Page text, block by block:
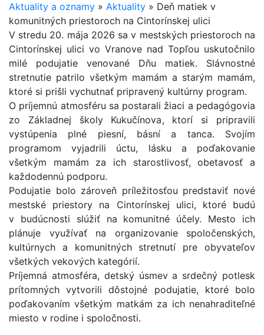
Aktuality a oznamy » Aktuality » Deň matiek v
komunitných priestoroch na Cintorínskej ulici
V stredu 20. mája 2026 sa v mestských priestoroch na
Cintorínskej ulici vo Vranove nad Topľou uskutočnilo
milé podujatie venované Dňu matiek. Slávnostné
stretnutie patrilo všetkým mamám a starým mamám,
ktoré si prišli vychutnať pripravený kultúrny program.
O príjemnú atmosféru sa postarali žiaci a pedagógovia
zo Základnej školy Kukučínova, ktorí si pripravili
vystúpenia plné piesní, básní a tanca. Svojím
programom vyjadrili úctu, lásku a poďakovanie
všetkým mamám za ich starostlivosť, obetavosť a
každodennú podporu.
Podujatie bolo zároveň príležitosťou predstaviť nové
mestské priestory na Cintorínskej ulici, ktoré budú
v budúcnosti slúžiť na komunitné účely. Mesto ich
plánuje využívať na organizovanie spoločenských,
kultúrnych a komunitných stretnutí pre obyvateľov
všetkých vekových kategórií.
Príjemná atmosféra, detský úsmev a srdečný potlesk
prítomných vytvorili dôstojné podujatie, ktoré bolo
poďakovaním všetkým matkám za ich nenahraditeľné
miesto v rodine i spoločnosti.